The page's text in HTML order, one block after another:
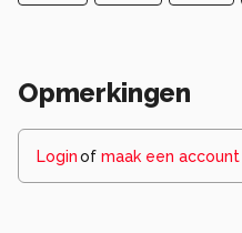
Opmerkingen
Loginof maak een account